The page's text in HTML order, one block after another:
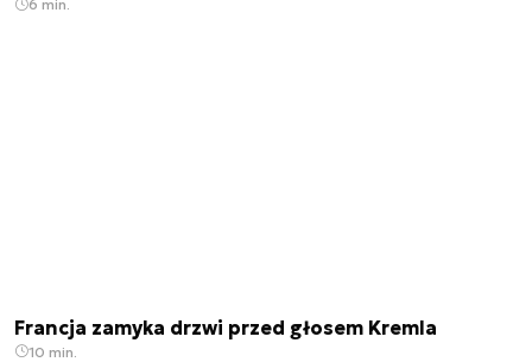
6 min.
Francja zamyka drzwi przed głosem Kremla
10 min.